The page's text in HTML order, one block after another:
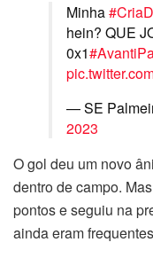
Minha
hein? QUE
0x1
— SE
2023
O gol deu um novo
dentro de campo.
pontos e seguiu na
ainda eram